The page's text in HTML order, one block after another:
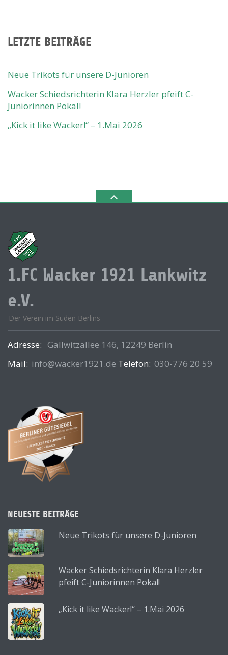
LETZTE BEITRÄGE
Neue Trikots für unsere D-Junioren
Wacker Schiedsrichterin Klara Herzler pfeift C-
Juniorinnen Pokal!
„Kick it like Wacker!“ – 1.Mai 2026
1.FC Wacker 1921 Lankwitz
e.V.
Der Verein im Süden Berlins
Adresse: Gallwitzallee 146, 12249 Berlin
Mail: info@wacker1921.de Telefon: 030-776 20 59
NEUESTE BEITRÄGE
Neue Trikots für unsere D-Junioren
Wacker Schiedsrichterin Klara Herzler
pfeift C-Juniorinnen Pokal!
„Kick it like Wacker!“ – 1.Mai 2026